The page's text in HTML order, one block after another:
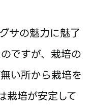
サの魅力に魅了
ですが、栽培の
い所から栽培を
栽培が安定して